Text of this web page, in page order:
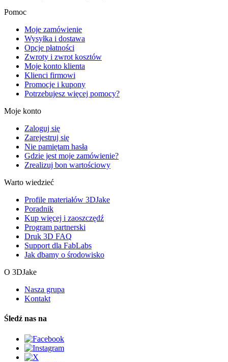
Pomoc
Moje zamówienie
Wysyłka i dostawa
Opcje płatności
Zwroty i zwrot kosztów
Moje konto klienta
Klienci firmowi
Promocje i kupony
Potrzebujesz więcej pomocy?
Moje konto
Zaloguj się
Zarejestruj się
Nie pamiętam hasła
Gdzie jest moje zamówienie?
Zrealizuj bon wartościowy
Warto wiedzieć
Profile materiałów 3DJake
Poradnik
Kup więcej i zaoszczędź
Program partnerski
Druk 3D FAQ
Support dla FabLabs
Jak dbamy o środowisko
O 3DJake
Nasza grupa
Kontakt
Śledź nas na